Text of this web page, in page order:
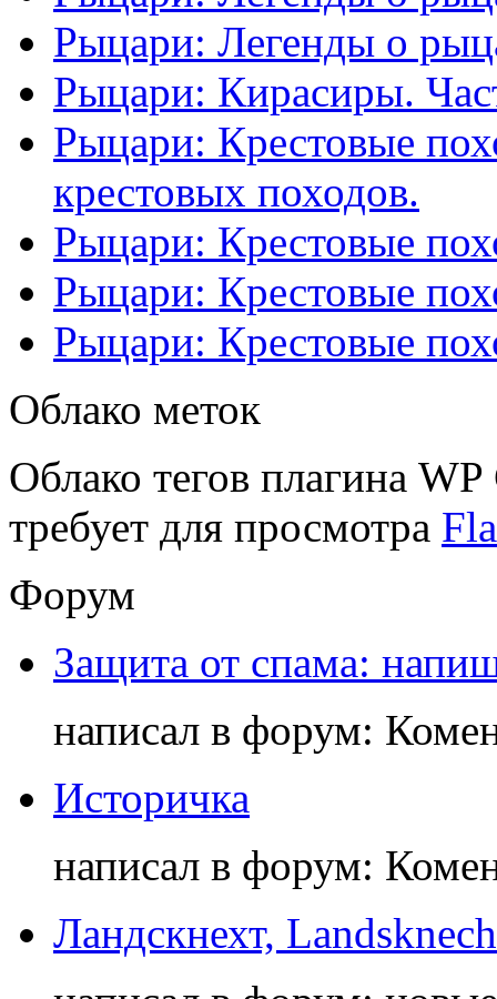
Рыцари: Легенды о
Рыцари: Кирасиры.
Рыцари: Крестовые
крестовых походов.
Рыцари: Крестовые
Рыцари: Крестовые
Рыцари: Крестовые
Облако меток
Облако тегов плагина
требует для просмотра
Форум
Защита от спама:
написал в форум:
Историчка
написал в форум:
Ландскнехт,